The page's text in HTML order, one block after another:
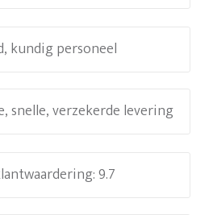
kundig personeel
snelle, verzekerde levering
9.7